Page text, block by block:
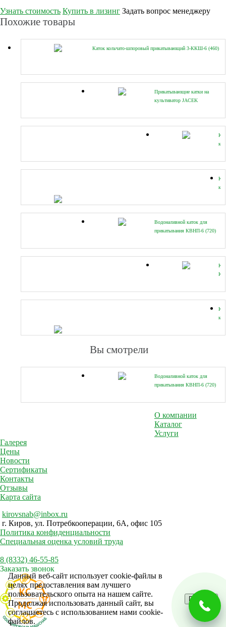
Узнать стоимость Купить в лизинг Задать вопрос менеджеру
Похожие товары
Каток кольчато-шпоровый прикатывающий 3-ККШ-6 (460)
Прикатывающие катки на
культиватор JACEK
Водоналивной каток для
прикатывания КВНП-6 (720)
Вы смотрели
Водоналивной каток для
прикатывания КВНП-6 (720)
О компании
Каталог
Услуги
Галерея
Цены
Новости
Сертификаты
Контакты
Отзывы
Карта сайта
kirovsnab@inbox.ru
г. Киров, ул. Потребкооперации, 6А, офис 105
Политика конфиденциальности
Специальная оценка условий труда
8 (8332) 46-55-85
Заказать звонок
Данный веб-сайт использует cookie-файлы в
целях предоставления вам лучшего
пользовательского опыта на нашем сайте.
Продолжая использовать данный сайт, вы
соглашаетесь с использованием нами cookie-
файлов.
Принять